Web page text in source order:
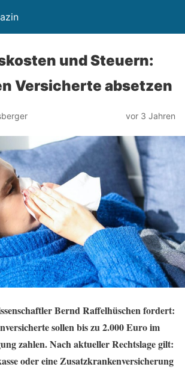
und Steuern:
Versicherte absetzen
vor 3 Jahren
Bernd Raffelhüschen fordert:
sollen bis zu 2.000 Euro im
zahlen. Nach aktueller Rechtslage gilt:
oder eine Zusatzkrankenversicherung